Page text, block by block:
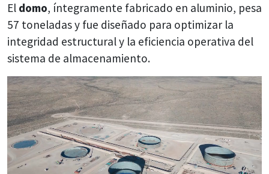
El domo, íntegramente fabricado en aluminio, pesa
57 toneladas y fue diseñado para optimizar la
integridad estructural y la eficiencia operativa del
sistema de almacenamiento.
Reproductor
de
video